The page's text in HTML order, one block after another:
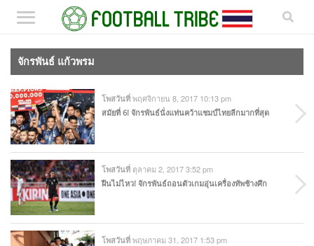
จักรพันธ์ แก้วพรม
โพสวันที่ พฤศจิกายน 8, 2017 10:13 pm
สมัยที่ 6! จักรพันธ์นั่งแท่นคว้าแชมป์ไทยลีกมากที่สุด
โพสวันที่ ตุลาคม 2, 2017 3:52 pm
ฝืนไม่ไหว! จักรพันธ์ถอนตัวเกมอุ่นเครื่องทัพช้างศึก
โพสวันที่ พฤษภาคม 31, 2017 1:53 pm